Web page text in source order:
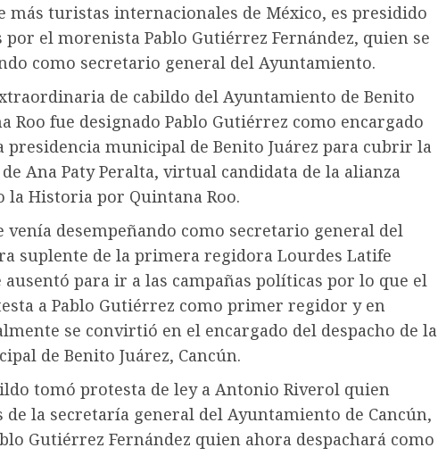
más turistas internacionales de México, es presidido
por el morenista Pablo Gutiérrez Fernández, quien se
como secretario general del Ayuntamiento.
de cabildo del Ayuntamiento de Benito
Roo fue designado Pablo Gutiérrez como encargado
presidencia municipal de Benito Juárez para cubrir la
Ana Paty Peralta, virtual candidata de la alianza
la Historia por Quintana Roo.
venía desempeñando como secretario general del
suplente de la primera regidora Lourdes Latife
ausentó para ir a las campañas políticas por lo que el
a Pablo Gutiérrez como primer regidor y en
se convirtió en el encargado del despacho de la
de Benito Juárez, Cancún.
tomó protesta de ley a Antonio Riverol quien
de la secretaría general del Ayuntamiento de Cancún,
Gutiérrez Fernández quien ahora despachará como